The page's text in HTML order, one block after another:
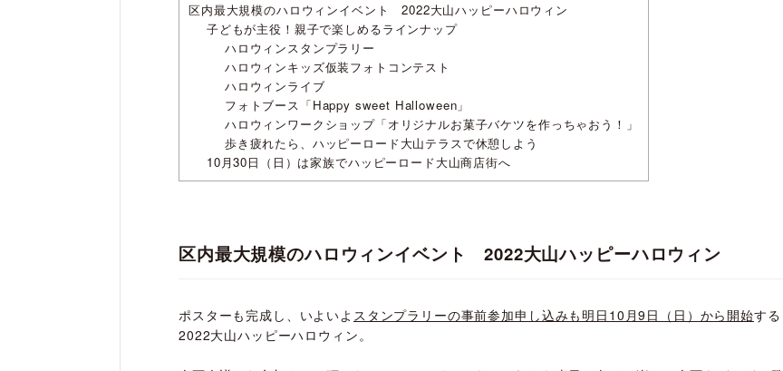
区内最大規模のハロウィンイベント 2022大山ハッピーハロウィン
子どもが主役！親子で楽しめるラインナップ
ハロウィンスタンプラリー
ハロウィンキッズ仮装フォトコンテスト
ハロウィンライブ
フォトブース「Happy sweet Halloween」
ハロウィンワークショップ「オリジナルお菓子バケツを作っちゃおう！」
歩き疲れたら、ハッピーロード大山テラスで休憩しよう
10月30日（日）は家族でハッピーロード大山商店街へ
区内最大規模のハロウィンイベント 2022大山ハッピーハロウィン
ポスターも完成し、いよいよ スタンプラリーの事前参加申し込みも明日10月9日（日）から開始する
2022大山ハッピーハロウィン。